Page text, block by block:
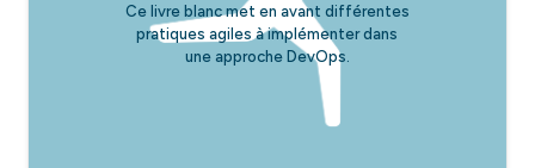
Ce livre blanc met en avant différentes
pratiques agiles à implémenter dans
une approche DevOps.